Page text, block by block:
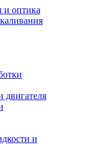
оптика
и